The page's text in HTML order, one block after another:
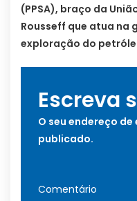
(PPSA), braço da
Rousseff que atua na
exploração do
Escreva
O seu endereço
publicado.
Comentário